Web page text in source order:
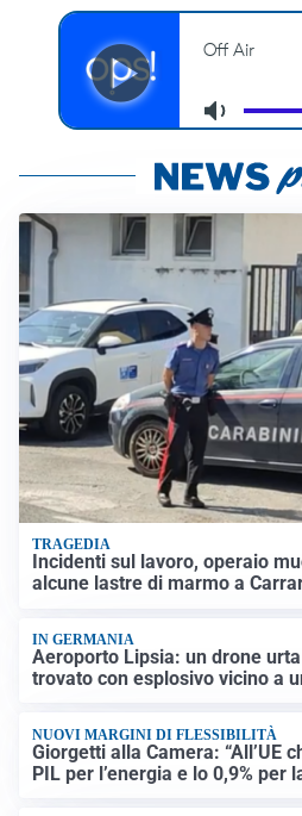
TRAGEDIA
Incidenti sul lavoro, operaio
alcune lastre di marmo a
IN GERMANIA
Aeroporto Lipsia: un drone
trovato con esplosivo vicino a
NUOVI MARGINI DI FLESSIBILITÀ
Giorgetti alla Camera: “All’UE
PIL per l’energia e lo 0,9% per